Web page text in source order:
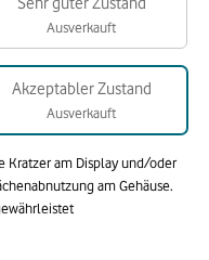
Ausverkauft
Akzeptabler Zustand
Ausverkauft
Kratzer am Display und/oder
am Gehäuse.